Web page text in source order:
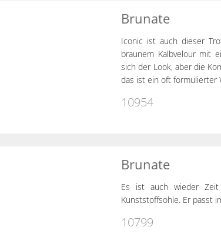
Brunate
Iconic ist auch dieser
braunem Kalbvelour mit
sich der Look, aber die
das ist ein oft formulierter
10954
Brunate
Es ist auch wieder
Kunststoffsohle. Er passt
10799